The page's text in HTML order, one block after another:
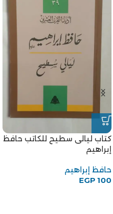
كتاب مجتمع مصر والشام زمن
المماليك الجراكسة للكاتبة
إيمان محمود إسماعيل